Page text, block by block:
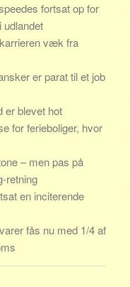
fortsat op for
udlandet
væk fra
er parat til et job
er blevet hot
for ferieboliger, hvor
– men pas på
retning
en inciterende
fås nu med 1/4 af